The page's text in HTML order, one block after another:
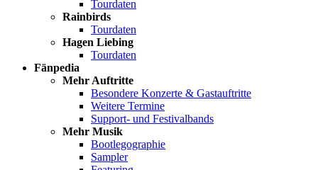
Tourdaten
Rainbirds
Tourdaten
Hagen Liebing
Tourdaten
Fänpedia
Mehr Auftritte
Besondere Konzerte & Gastauftritte
Weitere Termine
Support- und Festivalbands
Mehr Musik
Bootlegographie
Sampler